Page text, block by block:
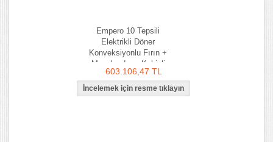
Empero 10 Tepsili
Elektrikli Döner
Konveksiyonlu Fırın +
Mayalandıma Kabinli
603.106,47 TL